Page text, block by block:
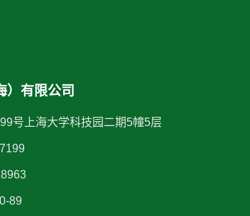
）有限公司
号上海大学科技园二期5幢5层
89